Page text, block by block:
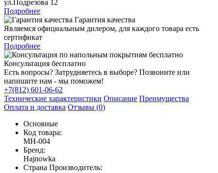
ул.Подрезова 12
Подробнее
Гарантия качества
Являемся официальным дилером, для каждого товара есть
сертификат
Подробнее
Консультация бесплатно
Есть вопросы? Затрудняетесь в выборе? Позвоните или
напишите нам - мы поможем!
+7(812) 601-06-62
Технические характеристики Описание Преимущества
Оплата и доставка Отзывы (0)
Основные
Код товара:
MH-004
Бренд:
Hajnowka
Страна Производитель: